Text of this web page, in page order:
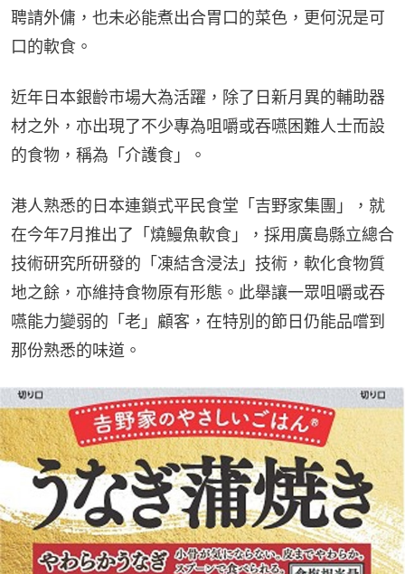
聘請外傭，也未必能煮出合胃口的菜色，更何況是可
口的軟食。
近年日本銀齡市場大為活躍，除了日新月異的輔助器
材之外，亦出現了不少專為咀嚼或吞嚥困難人士而設
的食物，稱為「介護食」。
港人熟悉的日本連鎖式平民食堂「吉野家集團」，就
在今年7月推出了「燒鰻魚軟食」，採用廣島縣立總合
技術研究所研發的「凍結含浸法」技術，軟化食物質
地之餘，亦維持食物原有形態。此舉讓一眾咀嚼或吞
嚥能力變弱的「老」顧客，在特別的節日仍能品嚐到
那份熟悉的味道。